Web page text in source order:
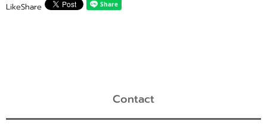
LikeShare
Contact